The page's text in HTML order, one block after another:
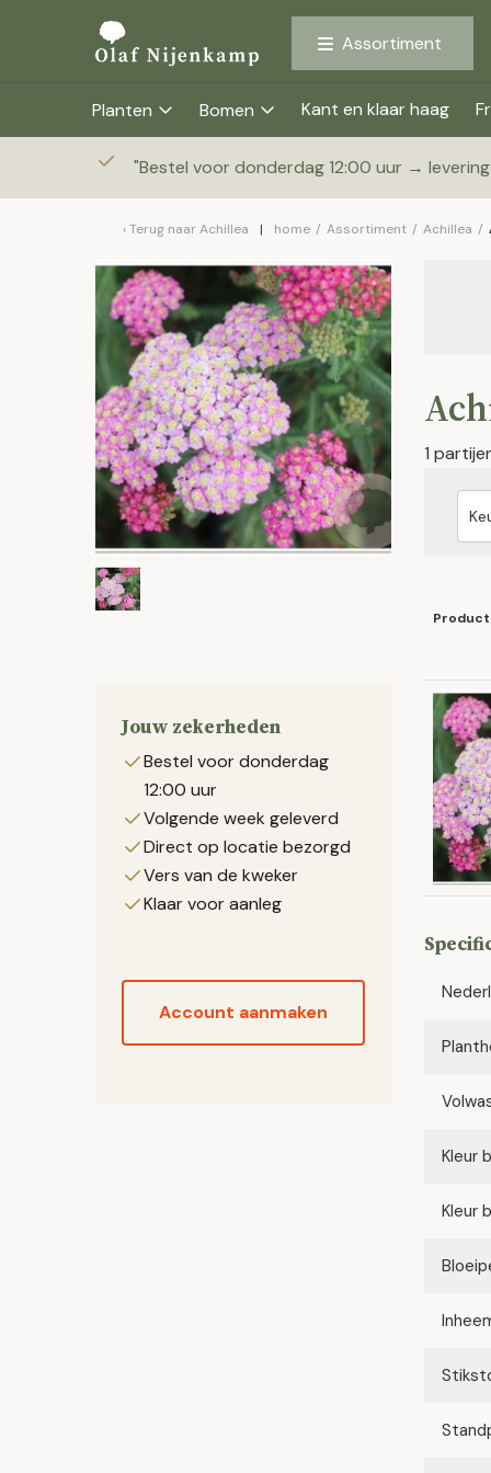
Assortiment
Planten Bomen Kant en klaar haag
"Bestel voor donderdag 12:00 uur →
Terug naar Achillea home / Assortiment / Achillea /
Jouw zekerheden
Bestel voor donderdag
12:00 uur
Volgende week geleverd
Direct op locatie bezorgd
Vers van de kweker
Klaar voor aanleg
Account aanmaken
1
Product
Kleur
Kleur